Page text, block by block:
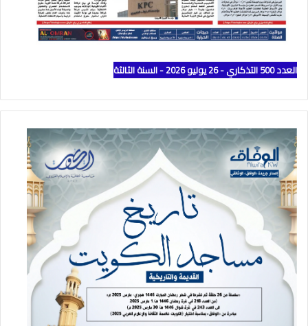
العدد 500 التذكاري - 26 يوليو 2026 - السنة الثالثة